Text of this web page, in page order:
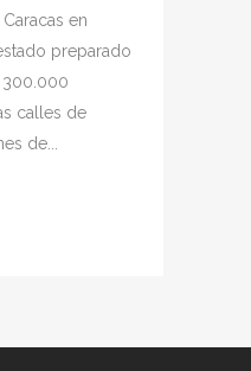
en
preparado
300.000
calles de
de...